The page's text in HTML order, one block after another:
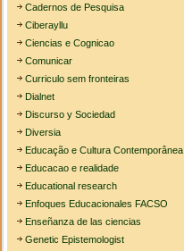
Cadernos de Pesquisa
Ciberayllu
Ciencias e Cognicao
Comunicar
Curriculo sem fronteiras
Dialnet
Discurso y Sociedad
Diversia
Educação e Cultura Contemporânea
Educacao e realidade
Educational research
Enfoques Educacionales FACSO
Enseñanza de las ciencias
Genetic Epistemologist